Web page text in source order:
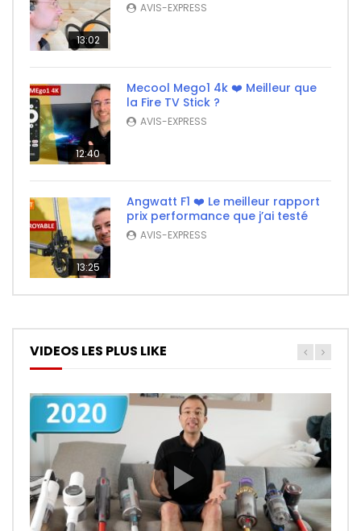
13:02
AVIS-EXPRESS
12:40
Mecool Mego1 4k ❤️ Meilleur que
la Fire TV Stick ?
AVIS-EXPRESS
13:25
Angwatt F1 ❤️ Le meilleur rapport
prix performance que j’ai testé
AVIS-EXPRESS
VIDEOS LES PLUS LIKE